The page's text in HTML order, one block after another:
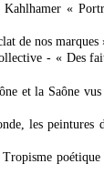
«
de nos
- « Des
et la Saône
les